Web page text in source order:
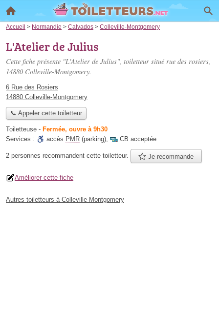
Accueil > Normandie > Calvados > Colleville-Montgomery
L'Atelier de Julius
Cette fiche présente "L'Atelier de Julius", toiletteur situé rue des rosiers,
14880 Colleville-Montgomery.
6 Rue des Rosiers
14880 Colleville-Montgomery
📞 Appeler cette toiletteur
Toiletteuse - Fermée, ouvre à 9h30
Services :
accès PMR (parking), CB acceptée
2 personnes recommandent cette toiletteur. Je recommande
Améliorer cette fiche
Autres toiletteurs à Colleville-Montgomery